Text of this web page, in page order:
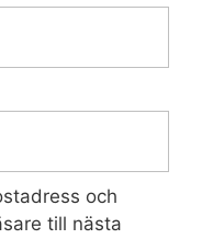
och
till nästa